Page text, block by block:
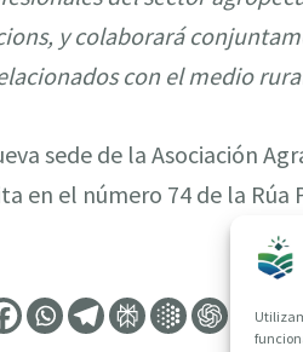
y colaborará
con el medio
sede de la Asociación
en el número 74 de la Rúa